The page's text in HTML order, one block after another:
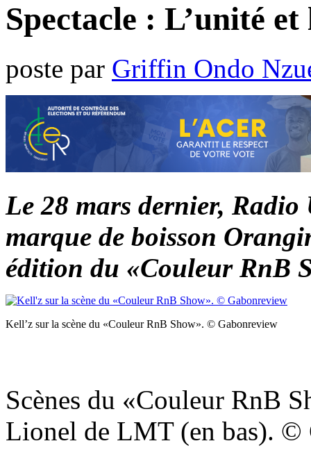
Spectacle : L’unité
poste par Griffin Ondo
Le 28 mars dernier,
marque de boisson
édition du «Couleur RnB
Kell’z sur la scène du «Couleur RnB Show». © Gabonreview
Scènes du «Couleur RnB
Lionel de LMT (en bas). ©